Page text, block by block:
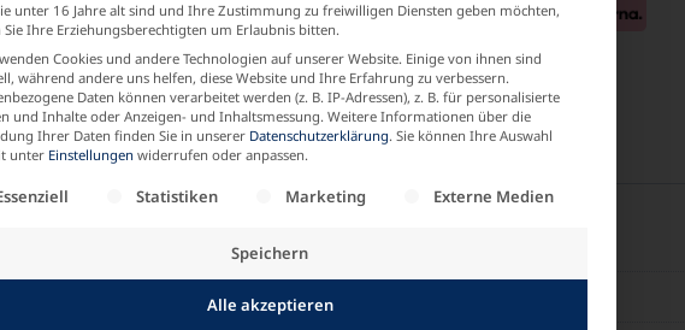
einen Freund
,TAUBENGRAU
unter 16 Jahre alt sind und Ihre Zustimmung zu freiwilligen Diensten geben möchten,
Sie Ihre Erziehungsberechtigten um Erlaubnis bitten.
Cookies und andere Technologien auf unserer Website. Einige von ihnen sind
während andere uns helfen, diese Website und Ihre Erfahrung zu verbessern.
Daten können verarbeitet werden (z. B. IP-Adressen), z. B. für personalisierte
und Inhalte oder Anzeigen- und Inhaltsmessung. Weitere Informationen über die
Ihrer Daten finden Sie in unserer Datenschutzerklärung. Sie können Ihre Auswahl
unter Einstellungen widerrufen oder anpassen.
eine Liste der Service-Gruppen, für die eine Einwilligung
Statistiken Marketing Externe Medien
Speichern
Alle akzeptieren